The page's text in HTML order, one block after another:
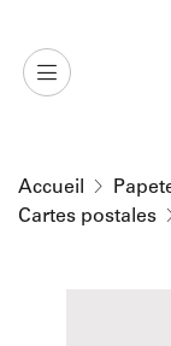
Accueil
Cartes postales